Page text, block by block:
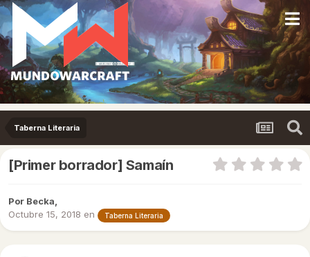
Taberna Literaria
[Primer borrador] Samaín
Por Becka,
Octubre 15, 2018 en Taberna Literaria